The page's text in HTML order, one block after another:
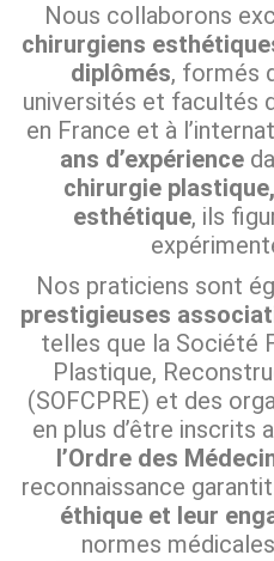
Nous collaborons
chirurgiens
diplômés, formés
universités et facultés
en France et à
ans d’expérience
chirurgie
esthétique, ils
Nos praticiens sont
prestigieuses
telles que la Société
Plastique,
(SOFCPRE) et des
en plus d’être inscrits
l’Ordre des
reconnaissance
éthique et leur
normes